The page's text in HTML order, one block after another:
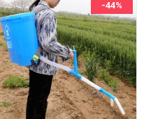
-44%